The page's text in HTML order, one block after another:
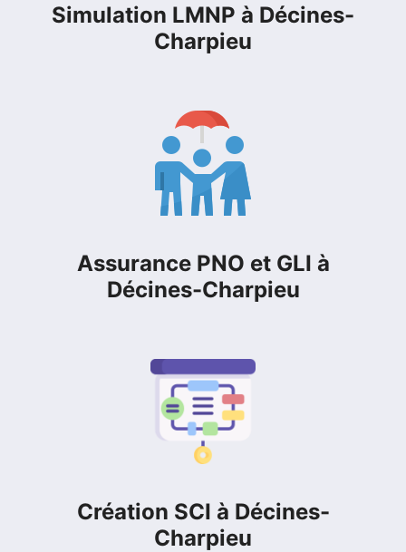
Simulation LMNP à Décines-
Charpieu
Assurance PNO et GLI à
Décines-Charpieu
Création SCI à Décines-
Charpieu